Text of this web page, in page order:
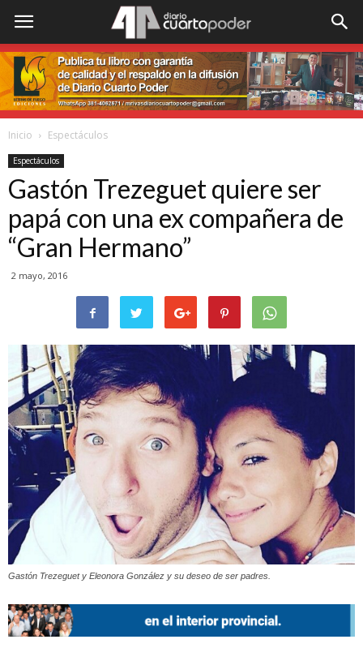
Inicio Espectáculos
Espectáculos
Gastón Trezeguet quiere ser
papá con una ex compañera de
“Gran Hermano”
2 mayo, 2016
Gastón Trezeguet y Eleonora González y su deseo de ser padres.